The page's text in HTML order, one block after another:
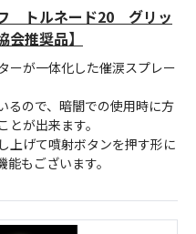
トルネード20 グリッ
推奨品】
ーが一体化した催涙スプレー
るので、暗闇での使用時に方
が出来ます。
上げて噴射ボタンを押す形に
もございます。